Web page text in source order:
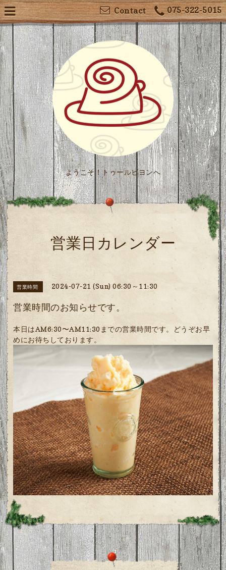
075-322-5015
Contact
ようこそ！トゥールビヨンへ
営業日カレンダー
営業時間 2024-07-21 (Sun) 06:30～11:30
営業時間のお知らせです。
本日はAM6:30〜AM11:30までの営業時間です。どうぞお早
めにお待ちしております。